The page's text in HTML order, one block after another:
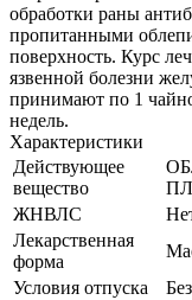
обработки раны
пропитанными
поверхность. Курс
язвенной болезни
принимают по 1
недель.
Характеристики
Действующее
вещество
ЖНВЛС
Лекарственная
форма
Условия отпуска